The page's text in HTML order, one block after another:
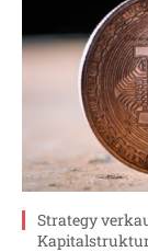
Strategy